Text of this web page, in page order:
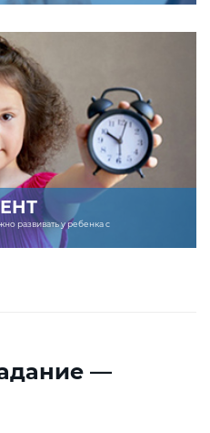
развивать у ребенка с
—